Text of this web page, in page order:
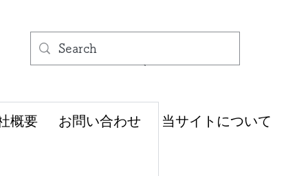
概要 お問い合わせ 当サイトについて